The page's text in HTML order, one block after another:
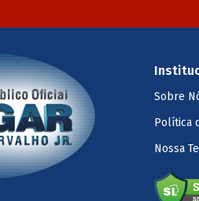
Sobre
Política
Nossa